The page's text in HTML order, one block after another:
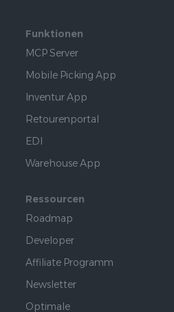
Funktionen
MCP Server
Mobile Picking App
Inventur App
Retourenportal
EDI
Warehouse App
Ressourcen
Roadmap
Developer
Affiliate Programm
Newsletter
Optimale